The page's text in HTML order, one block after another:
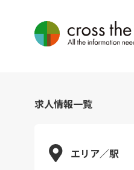
求人情報一覧
エリア／駅